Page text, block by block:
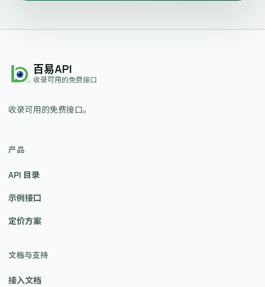
百易API
收录可用的免费接口
收录可用的免费接口。
产品
API 目录
示例接口
定价方案
文档与支持
接入文档